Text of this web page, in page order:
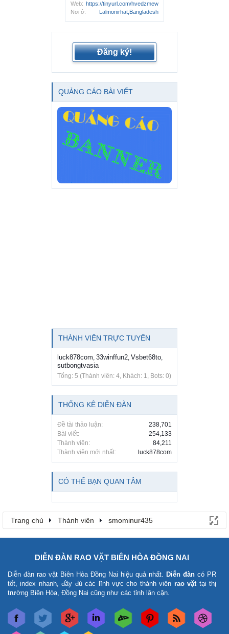
Web: https://tinyurl.com/hvedzmew
Nơi ở:
Lalmonirhat,Bangladesh
Đăng ký!
QUẢNG CÁO BÀI VIẾT
THÀNH VIÊN TRỰC TUYẾN
luck878com, 33winffun2, Vsbet68to,
sutbongtvasia
Tổng: 5 (Thành viên: 4, Khách: 1, Bots: 0)
THỐNG KÊ DIỄN ĐÀN
Đề tài thảo luận:
238,701
Bài viết:
254,133
Thành viên:
84,211
Thành viên mới nhất:
luck878com
CÓ THỂ BẠN QUAN TÂM
Trang chủ Thành viên smominur435
DIỄN ĐÀN RAO VẶT BIÊN HÒA ĐỒNG NAI
Diễn đàn rao vặt Biên Hòa Đồng Nai hiệu quả nhất. Diễn đàn có PR
tốt, index nhanh, đầy đủ các lĩnh vực cho thành viên rao vặttại thị
trường Biên Hòa, Đồng Nai cũng như các tỉnh lân cận.